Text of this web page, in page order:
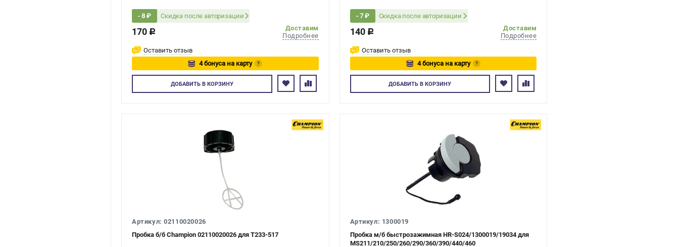
- 8 ₽ Скидка после авторизации
170 c
Доставим
Подробнее
Оставить отзыв
4 бонуса на карту
?
Авторизуйтесь
ДОБАВИТЬВ КОРЗИНУ
- 7 ₽ Скидка после авторизации
140 c
Доставим
Подробнее
Оставить отзыв
4 бонуса на карту
?
Авторизуйтесь
ДОБАВИТЬ В КОРЗИНУ
Артикул: 02110020026
Пробка б/б Champion 02110020026 для T233-517
Артикул: 1300019
Пробка м/б быстрозажимная HR-S024/1300019/19034 для
MS211/210/250/260/290/360/390/440/460